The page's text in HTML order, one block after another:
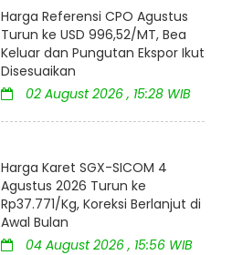
Harga Referensi CPO Agustus
Turun ke USD 996,52/MT, Bea
Keluar dan Pungutan Ekspor Ikut
Disesuaikan
02 August 2026 , 15:28 WIB
Harga Karet SGX-SICOM 4
Agustus 2026 Turun ke
Rp37.771/Kg, Koreksi Berlanjut di
Awal Bulan
04 August 2026 , 15:56 WIB